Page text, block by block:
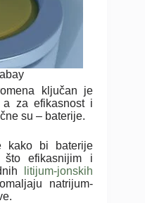
ključan je
a za efikasnost i
su – baterije.
kako bi baterije
što efikasnijim i
litijum-jonskih
natrijum-